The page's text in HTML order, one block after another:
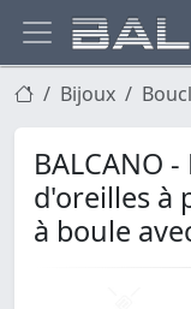
Bijoux
BALCANO
d'oreilles à
à boule